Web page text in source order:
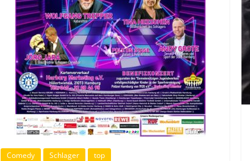
Comedy Schlager top